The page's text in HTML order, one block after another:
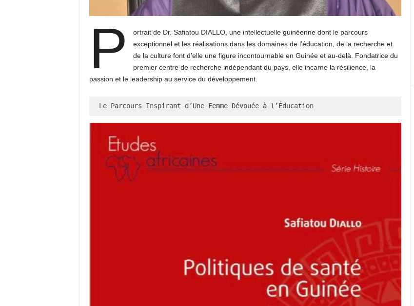
P
ortrait de Dr. Safiatou DIALLO, une intellectuelle guinéenne dont le parcours
exceptionnel et les réalisations dans les domaines de l’éducation, de la recherche et
de la culture font d’elle une figure incontournable en Guinée et au-delà. Fondatrice du
premier centre de recherche indépendant du pays, elle incarne la résilience, la
passion et le leadership au service du développement.
Le Parcours Inspirant d’Une Femme Dévouée à l’Éducation